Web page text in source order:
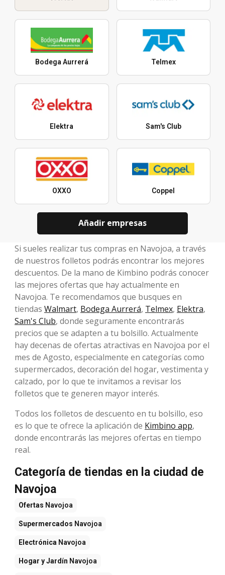
Bodega Aurrerá Telmex
Elektra Sam's Club
OXXO Coppel
Añadir empresas
Si sueles realizar tus compras en Navojoa, a través
de nuestros folletos podrás encontrar los mejores
descuentos. De la mano de Kimbino podrás conocer
las mejores ofertas que hay actualmente en
Navojoa. Te recomendamos que busques en
tiendas Walmart, Bodega Aurrerá, Telmex, Elektra,
Sam's Club, donde seguramente encontrarás
precios que se adapten a tu bolsillo. Actualmente
hay decenas de ofertas atractivas en Navojoa por el
mes de Agosto, especialmente en categorías como
supermercados, decoración del hogar, vestimenta y
calzado, por lo que te invitamos a revisar los
folletos que te generen mayor interés.
Todos los folletos de descuento en tu bolsillo, eso
es lo que te ofrece la aplicación de Kimbino app,
donde encontrarás las mejores ofertas en tiempo
real.
Categoría de tiendas en la ciudad de
Navojoa
Ofertas Navojoa
Supermercados Navojoa
Electrónica Navojoa
Hogar y Jardín Navojoa